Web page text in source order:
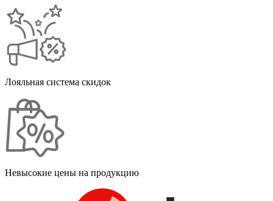
Лояльная система скидок
Невысокие цены на продукцию